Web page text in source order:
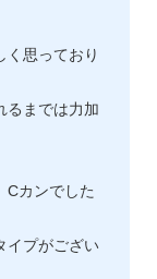
く思っており
るまでは力加
Cカンでした
イプがござい